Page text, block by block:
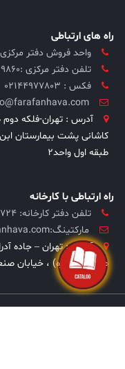
راه های ارتباطی
واحد فروش دفتر
تلفن دفتر مرکزی :02144969860
فکس : 02144977803
آدرس : تهران-فلکه دوم
طبقه اول واحد۲
راه ارتباطی با کارخانه
تلفن دفتر کارخانه: ۰۲۱۶۵۷۶۷۷۲۴
مارکتینگ:Marketing@farafanhava.com
آدرس : تهران – جاده
صباشهر (ویره) ، خیابان صنعت